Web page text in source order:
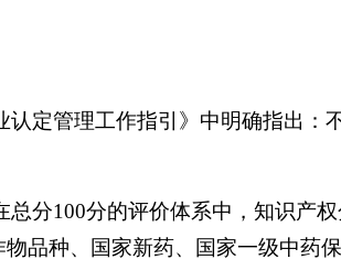
管理工作指引》中明确指出：
总分100分的评价体系中，知识产
品种、国家新药、国家一级中药